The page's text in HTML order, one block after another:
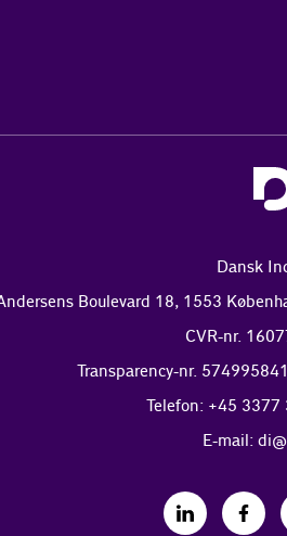
Dansk
Boulevard 18, 1553
CVR-nr.
Transparency-nr.
Telefon: +45 3377
E-mail: